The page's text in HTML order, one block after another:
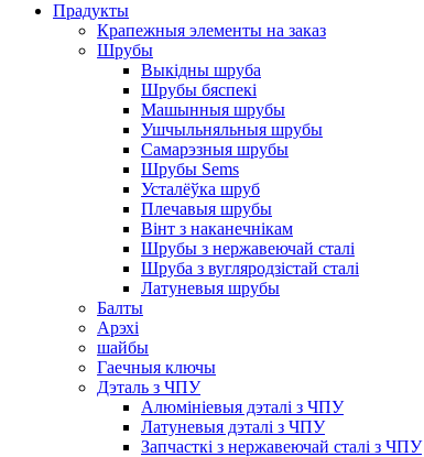
Прадукты
Крапежныя элементы на заказ
Шрубы
Выкідны шруба
Шрубы бяспекі
Машынныя шрубы
Ушчыльняльныя шрубы
Самарэзныя шрубы
Шрубы Sems
Усталёўка шруб
Плечавыя шрубы
Вінт з наканечнікам
Шрубы з нержавеючай сталі
Шруба з вугляродзістай сталі
Латуневыя шрубы
Балты
Арэхі
шайбы
Гаечныя ключы
Дэталь з ЧПУ
Алюмініевыя дэталі з ЧПУ
Латуневыя дэталі з ЧПУ
Запчасткі з нержавеючай сталі з ЧПУ